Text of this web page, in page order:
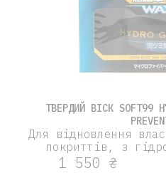
ТВЕРДИЙ ВІСК SOFT99
Для відновлення
покриттів, з
1 550 ₴
Введіть новий
Повторіть
Новий номер
Номер телефону